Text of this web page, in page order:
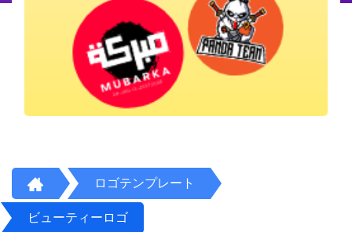
ロゴテンプレート
ビューティーロゴ